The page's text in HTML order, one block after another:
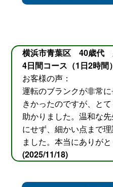
横浜市青葉区 40歳代
4日間コース（1日2時間）
お客様の声：
運転のブランクが非常
きかったのですが、と
助かりました。温和な
にせず、細かい点まで
ました。本当にありがと
(2025/11/18)